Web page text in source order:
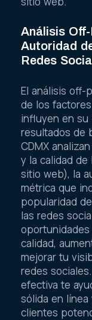
Análisis
Autoridad
Redes
El análisis off-
de los
influyen en su
resultados de
CDMX
y la calidad
sitio web), la
métrica que
popularidad
las redes
calidad,
mejorar tu
redes
efectiva te
sólida en
clientes